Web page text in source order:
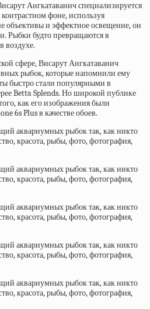
Ангкатаванич специализируется
фоне, используя
объективы и эффектное освещение, он
Рыбки будто превращаются в
воздухе.
сфере, Висарут Ангкатаванич
рыбок, которые напомнили ему
быстро стали популярными в
Betta Splends. Но широкой публике
как его изображения были
6s Plus в качестве обоев.